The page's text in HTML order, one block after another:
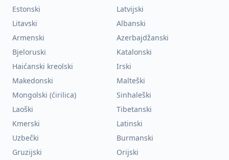
Estonski
Latvijski
Litavski
Albanski
Armenski
Azerbajdžanski
Bjeloruski
Katalonski
Haićanski kreolski
Irski
Makedonski
Malteški
Mongolski (ćirilica)
Sinhaleški
Laoški
Tibetanski
Kmerski
Latinski
Uzbečki
Burmanski
Gruzijski
Orijski